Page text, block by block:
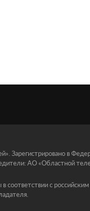
в
АО «Областной
с